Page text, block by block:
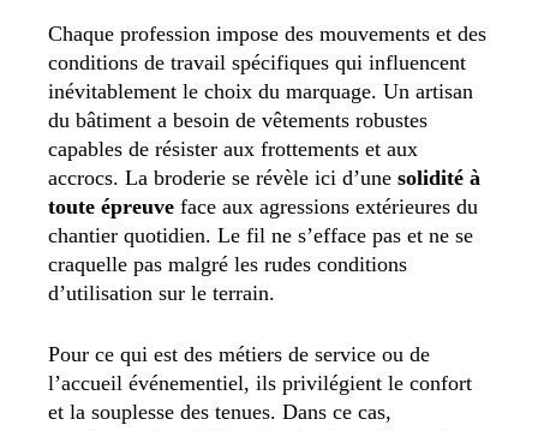
Chaque profession impose des mouvements et des
conditions de travail spécifiques qui influencent
inévitablement le choix du marquage. Un artisan
du bâtiment a besoin de vêtements robustes
capables de résister aux frottements et aux
accrocs. La broderie se révèle ici d’une solidité à
toute épreuve face aux agressions extérieures du
chantier quotidien. Le fil ne s’efface pas et ne se
craquelle pas malgré les rudes conditions
d’utilisation sur le terrain.
Pour ce qui est des métiers de service ou de
l’accueil événementiel, ils privilégient le confort
et la souplesse des tenues. Dans ce cas,